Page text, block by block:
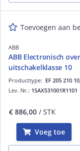
Toevoegen aan
ABB
ABB Electronisch
uitschakelklasse 10
Producttype: EF 205 210
Lev. Nr.: 1SAX531001R1101
€ 886,00 / STK
Voeg toe